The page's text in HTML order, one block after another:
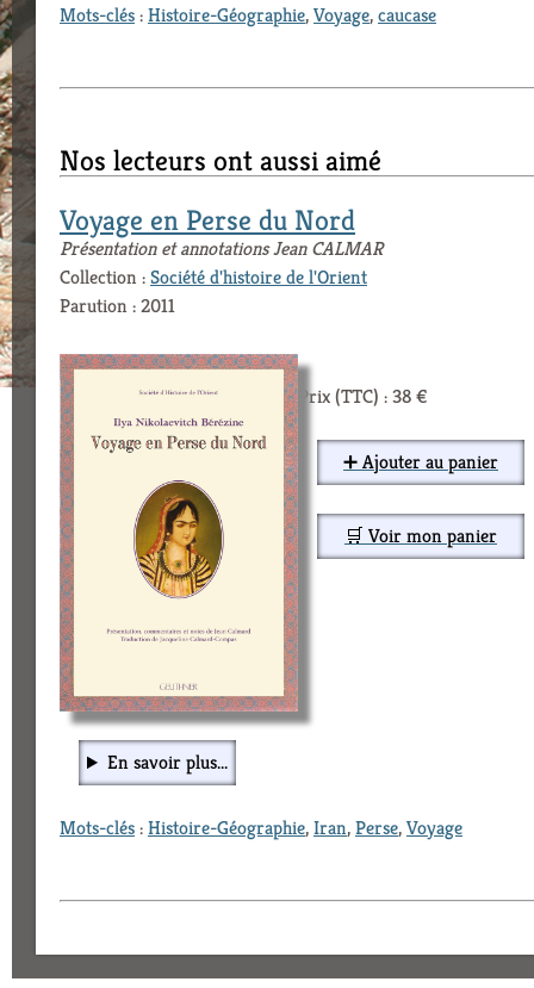
Mots-clés:Histoire-Géographie,Voyage,caucase
Nos lecteurs ont aussi aimé
Voyage en Perse du Nord
Présentation et annotations Jean CALMAR
Collection :Société d'histoire de l'Orient
Parution : 2011
Prix (TTC) : 38 €
➕ Ajouter au panier
🛒 Voir mon panier
En savoir plus...
Mots-clés:Histoire-Géographie,Iran,Perse,Voyage